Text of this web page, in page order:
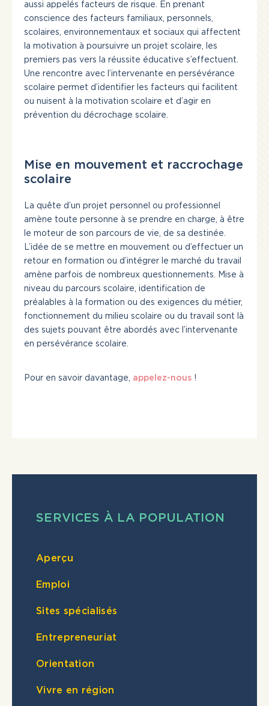
Actualités
Liens utiles
Nous joindre
INSCRIVEZ-VOUS
CONNEXION
aussi appelés facteurs de risque. En prenant
conscience des facteurs familiaux, personnels,
scolaires, environnementaux et sociaux qui affectent
la motivation à poursuivre un projet scolaire, les
premiers pas vers la réussite éducative s’effectuent.
Une rencontre avec l’intervenante en persévérance
scolaire permet d’identifier les facteurs qui facilitent
ou nuisent à la motivation scolaire et d’agir en
prévention du décrochage scolaire.
Mise en mouvement et raccrochage
scolaire
La quête d’un projet personnel ou professionnel
amène toute personne à se prendre en charge, à être
le moteur de son parcours de vie, de sa destinée.
L’idée de se mettre en mouvement ou d’effectuer un
retour en formation ou d’intégrer le marché du travail
amène parfois de nombreux questionnements. Mise à
niveau du parcours scolaire, identification de
préalables à la formation ou des exigences du métier,
fonctionnement du milieu scolaire ou du travail sont là
des sujets pouvant être abordés avec l’intervenante
en persévérance scolaire.
Pour en savoir davantage, appelez-nous !
SERVICES À LA POPULATION
Aperçu
Emploi
Sites spécialisés
Entrepreneuriat
Orientation
Vivre en région